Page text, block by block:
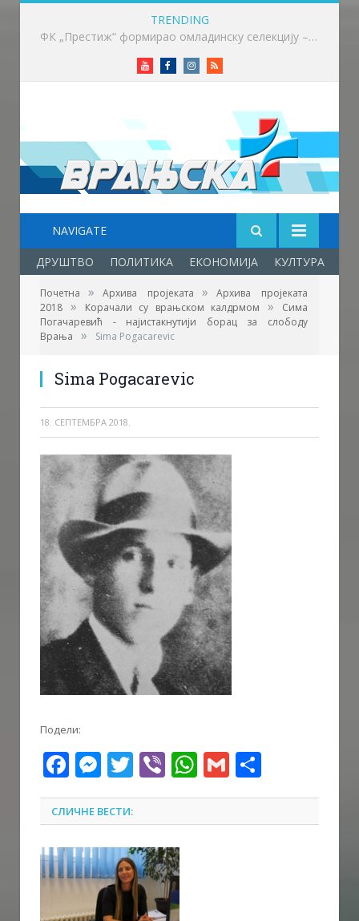
TRENDING
Факултет српских студија објављује позив за ангажовање лектора српског језика на Универзитету ,,HISU“ у Кини
YoutubeFacebookInstagram
RSS
NAVIGATE
ДРУШТВО ПОЛИТИКА ЕКОНОМИЈА КУЛТУРА
Почетна » Архива пројеката »
Архива пројеката
2018 » Корачали су врањском калдрмом »
Сима
Погачаревић - најистакнутији борац за слободу
Врања
» Sima Pogacarevic
Фото: Викпедија
Sima Pogacarevic
18. СЕПТЕМБРА 2018.
Подели:
Facebook
Messenger
Twitter
ViberWhatsApp
Gmail
СЛИЧНЕ ВЕСТИ: